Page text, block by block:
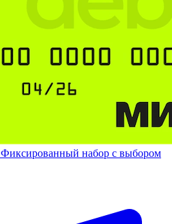
Фиксированный набор с выбором